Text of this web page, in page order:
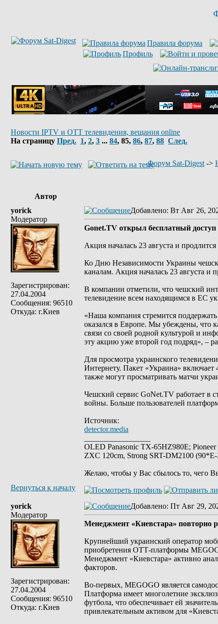
Правила форума
Профиль
Новости IPTV и OTT телевидения, вещания online
На страницу Пред. 1, 2, 3 ... 84, 85, 86, 87, 88 След.
Форум Sat-Digest ->
Автор
yorick
Модератор
Зарегистрирован:
27.04.2004
Сообщения: 96510
Откуда: г.Киев
Добавлено: Вт Авг 26,
Gonet.TV открыл бесплатный
Акция началась 23 августа и
Ко Дню Независимости Украины
каналам. Акция началась 23 августа и
В компании отметили, что чешский
телевидение всем находящимся в ЕС
«Наша компания стремится
оказался в Европе. Мы убеждены, что
связи со своей родной культурой и
эту акцию уже второй год подряд», –
Для просмотра украинского
Интернету. Пакет «Украина»
также могут просматривать матчи
Чешский сервис GoNet.TV работает в
войны. Больше пользователей
Источник:
detector.media
OLED Panasonic TX-65HZ980E;
ZXC 120cm, Strong SRT-DM2100
Желаю, чтобы у Вас сбылось то, чего
Вернуться к началу
yorick
Модератор
Зарегистрирован:
27.04.2004
Сообщения: 96510
Откуда: г.Киев
Добавлено: Пт Авг 29,
Менеджмент «Киевстара» повторно
Крупнейший украинский оператор
приобретения ОТТ-платформы
Менеджмент «Киевстара» активно
факторов.
Во-первых, MEGOGO является
Платформа имеет многолетние
футбола, что обеспечивает ей
привлекательным активом для